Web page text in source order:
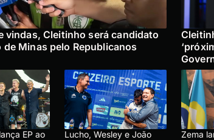
vindas, Cleitinho será candidato
de Minas pelo Republicanos
EP ao
Lucho, Wesley e João
Zema